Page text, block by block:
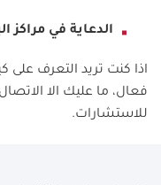
الدعاية في مراكز
اذا كنت تريد التعرف على
فعال، ما عليك الا
للاستشارات.